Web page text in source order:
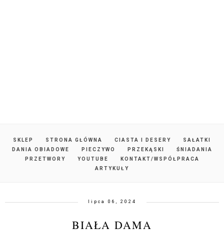
SKLEP STRONA GŁÓWNA CIASTA I DESERY
SAŁATKI
DANIA OBIADOWE
PIECZYWO PRZEKĄSKI
ŚNIADANIA
PRZETWORY
YOUTUBE
KONTAKT/WSPÓŁPRACA
ARTYKUŁY
lipca 06, 2024
BIAŁA DAMA